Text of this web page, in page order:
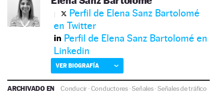
Perfil de Elena Sanz Bartolomé
en Twitter
Perfil de Elena Sanz Bartolomé en
Linkedin
VER BIOGRAFÍA
ARCHIVADO EN Conducir ·Conductores·Señales·Señales de tráfico